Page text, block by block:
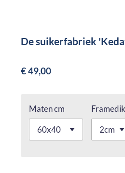
De suikerfabriek
€ 49,00
Maten cm